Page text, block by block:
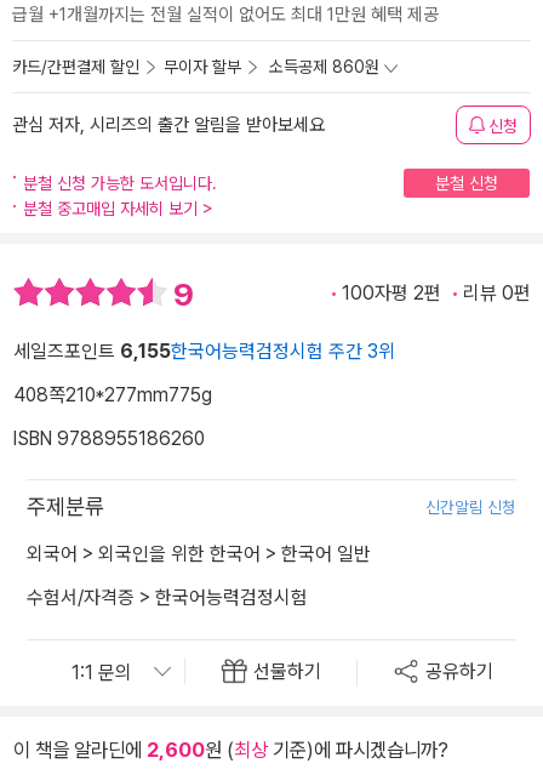
급월 +1개월까지는 전월 실적이 없어도 최대 1만원 혜택 제공
카드/간편결제 할인 무이자 할부 소득공제 860원
관심 저자, 시리즈의 출간 알림을 받아보세요 신청
분철 신청 가능한 도서입니다.
분철 신청
분철 중고매입 자세히 보기 >
9 100자평 2편 리뷰 0편
세일즈포인트 6,155한국어능력검정시험 주간 3위
408쪽210*277mm775g
ISBN 9788955186260
주제분류 신간알림 신청
외국어 > 외국인을 위한 한국어 > 한국어 일반
수험서/자격증 > 한국어능력검정시험
선물하기 공유하기
이 책을 알라딘에 2,600원 (최상기준)에 파시겠습니까?